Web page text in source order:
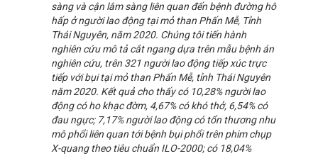
sàng và cận lâm sàng liên quan đến bệnh đường hô
hấp ở người lao động tại mỏ than Phấn Mễ, Tỉnh
Thái Nguyên, năm 2020. Chúng tôi tiến hành
nghiên cứu mô tả cắt ngang dựa trên mẫu bệnh án
nghiên cứu, trên 321 người lao động tiếp xúc trực
tiếp với bụi tại mỏ than Phấn Mễ, tỉnh Thái Nguyên
năm 2020. Kết quả cho thấy có 10,28% người lao
động có ho khạc đờm, 4,67% có khó thở, 6,54% có
đau ngực; 7,17% người lao động có tổn thương nhu
mô phổi liên quan tới bệnh bụi phổi trên phim chụp
X-quang theo tiêu chuẩn ILO-2000; có 18,04%